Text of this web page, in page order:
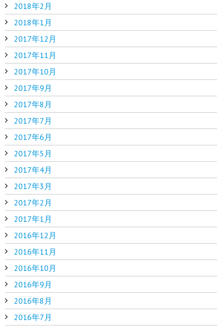
2018年2月
2018年1月
2017年12月
2017年11月
2017年10月
2017年9月
2017年8月
2017年7月
2017年6月
2017年5月
2017年4月
2017年3月
2017年2月
2017年1月
2016年12月
2016年11月
2016年10月
2016年9月
2016年8月
2016年7月